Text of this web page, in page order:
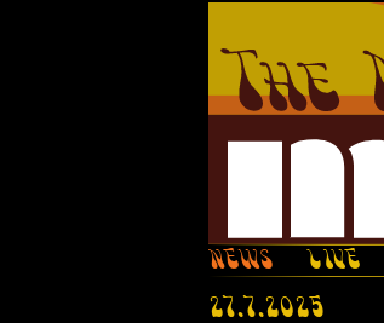
NEWS LIVE
27.7.2025